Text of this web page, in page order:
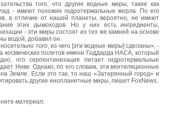
того, что другие водные миры, такие как
- имеют похожие гидротермальные жерла. По его
в отличие от нашей планеты, вероятно, не имеют
этих дымоходов. Но у них есть ингредиенты,
- эти миры состоят из тех же камней на основе
водой, добавил он.
того, из чего [эти водные миры] сделаны», -
космических полетов имени Годдарда НАСА, который
что серпентинизация питает гидротермальные
Неве. Однако, по его словам, эти вентиляционные
Земле. Если это так, то наш «Затерянный город» и
другие инопланетные миры, пишет FoxNews.
материал: